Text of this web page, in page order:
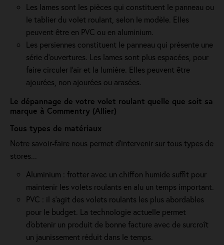
Les lames sont les pièces qui constituent le panneau ou
le tablier du volet roulant, selon le modèle. Elles
peuvent être en PVC ou en aluminium.
Les persiennes constituent le panneau qui présente une
série d’ouvertures. Les lames sont plus espacées, pour
faire circuler l’air et la lumière. Elles peuvent être
ajourées, non ajourées ou arasées.
Le dépannage de votre volet roulant quelle que soit sa
marque à Commentry (Allier)
Tous types de matériaux
Notre savoir-faire nous permet d'intervenir sur tous types de
stores...
Aluminium : frotter avec un chiffon humide suffit pour
maintenir les volets roulants en alu un temps important.
PVC : il s'agit des volets roulants les plus abordables
pour le budget. La technologie actuelle permet
d'obtenir un produit de bonne facture avec de surcroît
un jaunissement réduit dans le temps.